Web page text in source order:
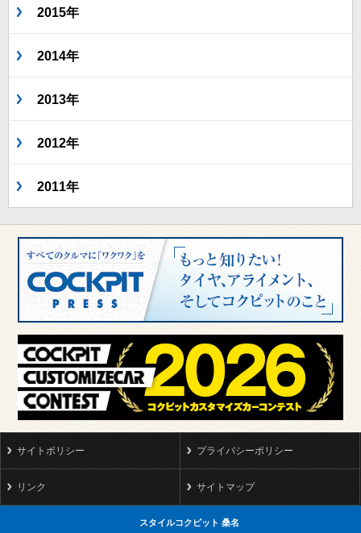
2015年
2014年
2013年
2012年
2011年
サイトポリシー プライバシーポリシー
リンク サイトマップ
スタイルコクピット 桑名